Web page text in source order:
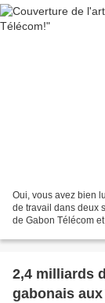
Oui, vous avez bien
de travail dans deux
de Gabon Télécom
2,4 milliards
gabonais aux